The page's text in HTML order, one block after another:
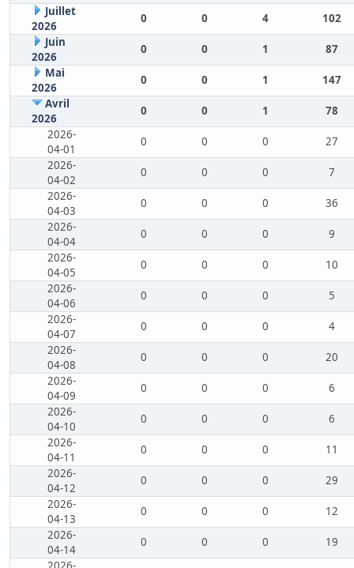
Juillet
2026
0 0 4
102
Juin
2026
0 0 1
87
Mai
2026
0 0 1
147
Avril
2026
0 0 1
78
2026-
04-01
0 0 0
27
2026-
04-02
0 0 0
7
2026-
04-03
0 0 0
36
2026-
04-04
0 0 0
9
2026-
04-05
0 0 0
10
2026-
04-06
0 0 0
5
2026-
04-07
0 0 0
4
2026-
04-08
0 0 0
20
2026-
04-09
0 0 0
6
2026-
04-10
0 0 0
6
2026-
04-11
0 0 0
11
2026-
04-12
0 0 0
29
2026-
04-13
0 0 0
12
2026-
04-14
0 0 0
19